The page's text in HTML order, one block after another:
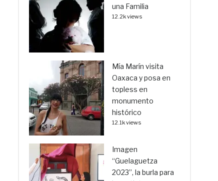
una Familia
12.2k views
Mía Marín visita
Oaxaca y posa en
topless en
monumento
histórico
12.1k views
Imagen
“Guelaguetza
2023”, la burla para